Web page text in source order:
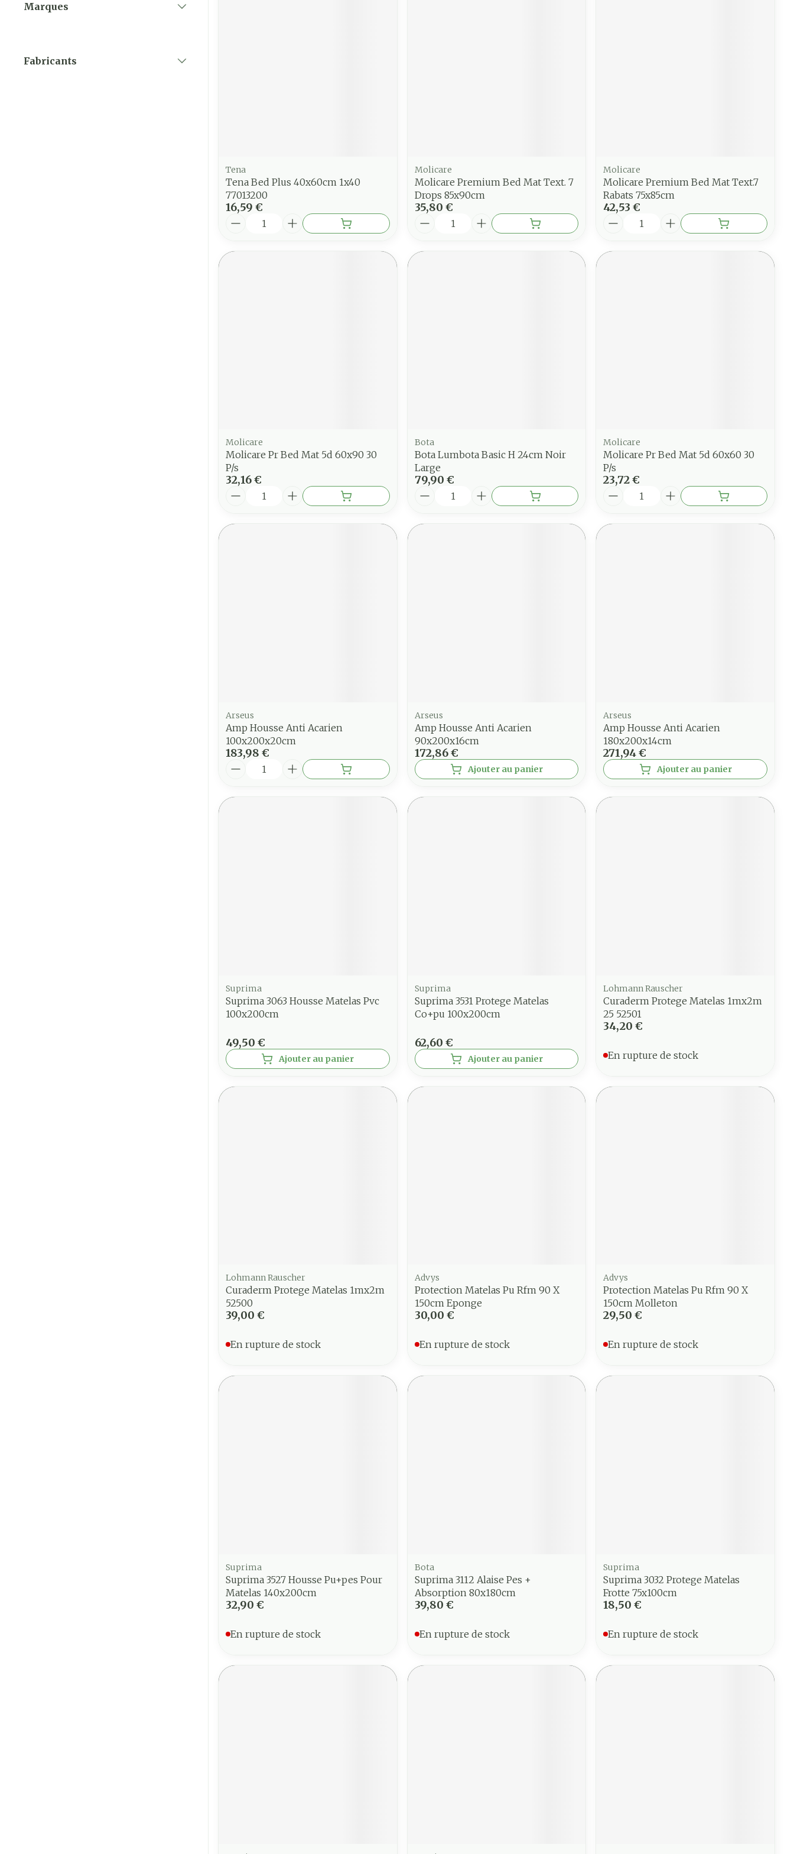
Marques
Fabricants
Tena
Tena Bed Plus 40x60cm 1x40
77013200
16,59 €
Quantité
Molicare
Molicare Premium Bed Mat Text. 7
Drops 85x90cm
35,80 €
Quantité
Molicare
Molicare Premium Bed Mat Text.7
Rabats 75x85cm
42,53 €
Quantité
Molicare
Molicare Pr Bed Mat 5d 60x90 30
P/s
32,16 €
Quantité
Bota
Bota Lumbota Basic H 24cm Noir
Large
79,90 €
Quantité
Molicare
Molicare Pr Bed Mat 5d 60x60 30
P/s
23,72 €
Quantité
Arseus
Amp Housse Anti Acarien
100x200x20cm
183,98 €
Quantité
Arseus
Amp Housse Anti Acarien
90x200x16cm
172,86 €
Ajouter au panier
Arseus
Amp Housse Anti Acarien
180x200x14cm
271,94 €
Ajouter au panier
Suprima
Suprima 3063 Housse Matelas Pvc
100x200cm
49,50 €
Ajouter au panier
Suprima
Suprima 3531 Protege Matelas
Co+pu 100x200cm
62,60 €
Ajouter au panier
Lohmann Rauscher
Curaderm Protege Matelas 1mx2m
25 52501
34,20 €
En rupture de stock
Lohmann Rauscher
Curaderm Protege Matelas 1mx2m
52500
39,00 €
En rupture de stock
Advys
Protection Matelas Pu Rfm 90 X
150cm Eponge
30,00 €
En rupture de stock
Advys
Protection Matelas Pu Rfm 90 X
150cm Molleton
29,50 €
En rupture de stock
Suprima
Suprima 3527 Housse Pu+pes Pour
Matelas 140x200cm
32,90 €
En rupture de stock
Bota
Suprima 3112 Alaise Pes +
Absorption 80x180cm
39,80 €
En rupture de stock
Suprima
Suprima 3032 Protege Matelas
Frotte 75x100cm
18,50 €
En rupture de stock